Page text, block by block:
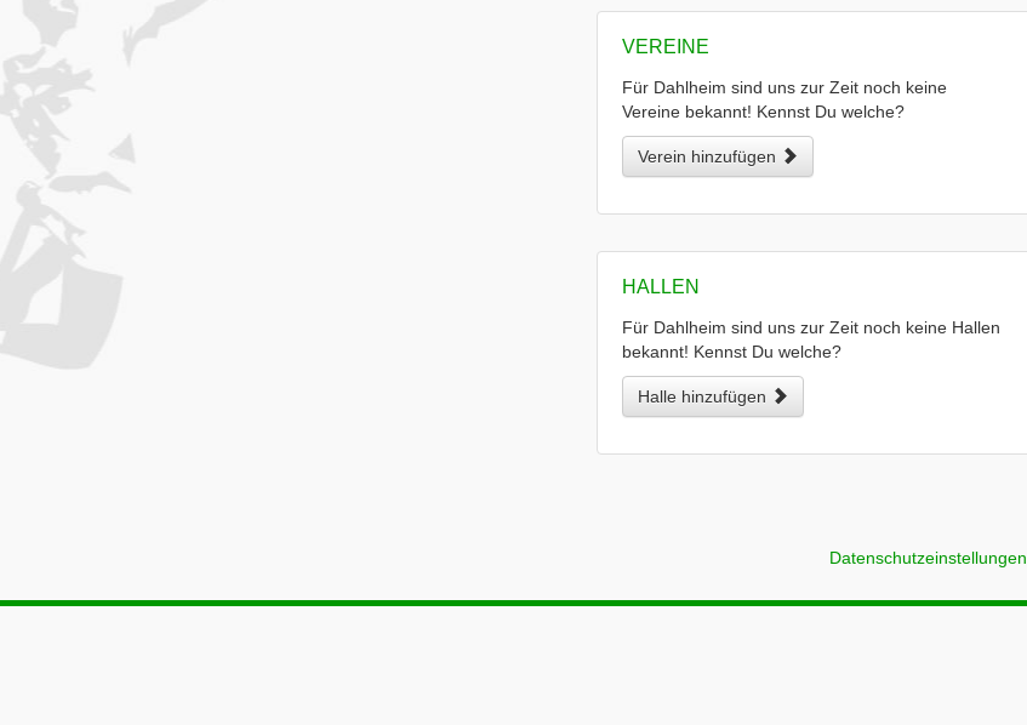
VEREINE
Für Dahlheim sind uns zur Zeit noch keine
Vereine bekannt! Kennst Du welche?
Verein hinzufügen
HALLEN
Für Dahlheim sind uns zur Zeit noch keine Hallen
bekannt! Kennst Du welche?
Halle hinzufügen
Datenschutzeinstellungen